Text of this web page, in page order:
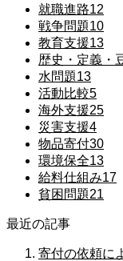
就職進路12
戦争問題10
教育支援13
歴史・定義・
水問題13
活動比較5
海外支援25
災害支援4
物品寄付30
環境保全13
給料仕組み17
貧困問題21
最近の記事
寄付の依頼に